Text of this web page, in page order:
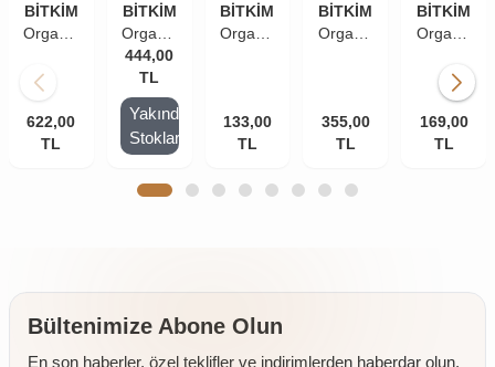
BİTKİM
Organik
Yeşil
kg
622,00
TL
BİTKİM
Organik
Bitkim
Ihlamur
Çiçek -
Yeni
Mahsul,
Taze
444,00
TL
Yakında
Stoklarda
BİTKİM
Organik
150 gr
133,00
TL
BİTKİM
Organik
500 gr
355,00
TL
BİTKİM
Organik
Türk
Kahvesi
- Taze
Çekilmiş
169,00
TL
Bültenimize Abone Olun
En son haberler, özel teklifler ve indirimlerden haberdar olun.